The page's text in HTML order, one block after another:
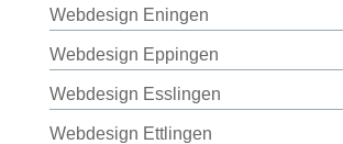
Webdesign Eningen
Webdesign Eppingen
Webdesign Esslingen
Webdesign Ettlingen